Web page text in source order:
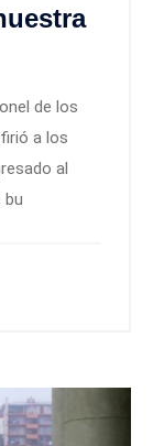
de los
a los
al
bu